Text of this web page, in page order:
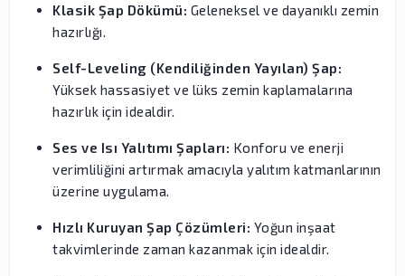
Klasik Şap Dökümü: Geleneksel ve dayanıklı zemin
hazırlığı.
Self-Leveling (Kendiliğinden Yayılan) Şap:
Yüksek hassasiyet ve lüks zemin kaplamalarına
hazırlık için idealdir.
Ses ve Isı Yalıtımı Şapları: Konforu ve enerji
verimliliğini artırmak amacıyla yalıtım katmanlarının
üzerine uygulama.
Hızlı Kuruyan Şap Çözümleri: Yoğun inşaat
takvimlerinde zaman kazanmak için idealdir.